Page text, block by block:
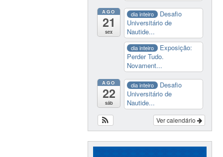
AGO
21
sex
dia inteiro
Desafio
Universitário de
Nautide...
dia inteiro
Exposição:
Perder Tudo.
Novament...
AGO
22
sáb
dia inteiro
Desafio
Universitário de
Nautide...
Ver calendário